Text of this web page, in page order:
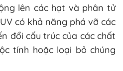
lên các hạt và phân tử
có khả năng phá vỡ các
đổi cấu trúc của các chất
tính hoặc loại bỏ chúng